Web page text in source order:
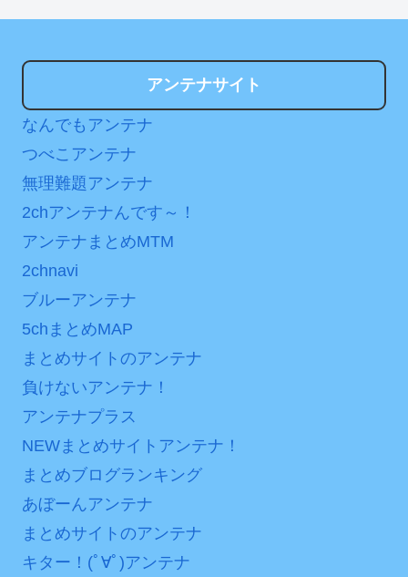
七ツ森りり ご令嬢と召使
いの禁断の恋…1日だけ許さ
れた夫婦としての時間をひ
たすら愛し合う。
Powered by livedoor 相
互RSS
ディズニーが「大課金時
代」に突入！アトラクショ
ンパスがどれもこれも1500
アンテナサイト
なんでもアンテナ
つべこアンテナ
無理難題アンテナ
2chアンテナんです～！
アンテナまとめMTM
2chnavi
ブルーアンテナ
5chまとめMAP
まとめサイトのアンテナ
負けないアンテナ！
アンテナプラス
NEWまとめサイトアンテナ！
まとめブログランキング
あぼーんアンテナ
まとめサイトのアンテナ
キター！(ﾟ∀ﾟ)アンテナ